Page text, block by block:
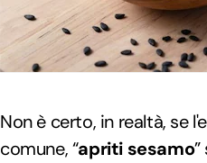
Non è certo, in realtà, se
comune, “apriti sesamo